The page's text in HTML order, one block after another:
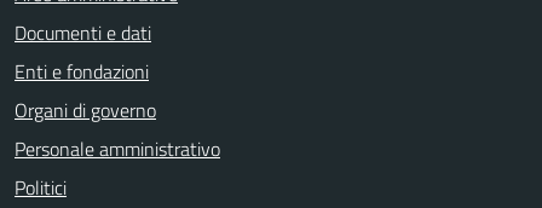
Documenti e dati
Enti e fondazioni
Organi di governo
Personale amministrativo
Politici